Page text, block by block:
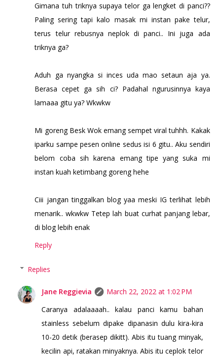
Gimana tuh triknya supaya telor ga lengket di panci??
Paling sering tapi kalo masak mi instan pake telur,
terus telur rebusnya neplok di panci.. Ini juga ada
triknya ga?
Aduh ga nyangka si inces uda mao setaun aja ya.
Berasa cepet ga sih ci? Padahal ngurusinnya kaya
lamaaa gitu ya? Wkwkw
Mi goreng Besk Wok emang sempet viral tuhhh. Kakak
iparku sampe pesen online sedus isi 6 gitu.. Aku sendiri
belom coba sih karena emang tipe yang suka mi
instan kuah ketimbang goreng hehe
Ciii jangan tinggalkan blog yaa meski IG terlihat lebih
menarik.. wkwkw Tetep lah buat curhat panjang lebar,
di blog lebih enak
Reply
Replies
Jane Reggievia
March 22, 2022 at 1:02 PM
Caranya adalaaaah.. kalau panci kamu bahan
stainless sebelum dipake dipanasin dulu kira-kira
10-20 detik (berasep dikitt). Abis itu tuang minyak,
kecilin api, ratakan minyaknya. Abis itu ceplok telor